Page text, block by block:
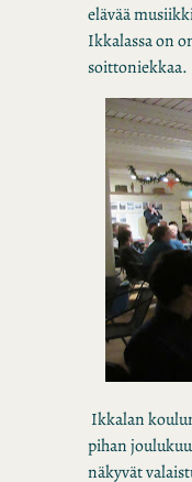
elävää
Ikkalassa on
soittoniekkaa.
Ikkalan
pihan
näkyvät